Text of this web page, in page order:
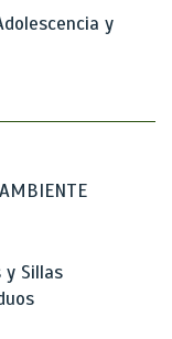
y
y Sillas